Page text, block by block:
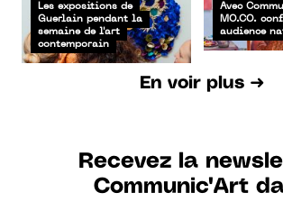
Les expositions de
Guerlain pendant la
semaine de l'art
contemporain
Avec
MO.CO.
audience
En voir plus ➜
Recevez la
Communic'Art